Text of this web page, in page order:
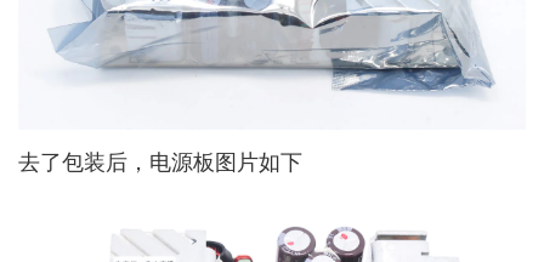
去了包装后，电源板图片如下